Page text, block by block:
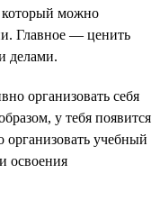
который можно
Главное — ценить
делами.
организовать себя
у тебя появится
организовать учебный
освоения